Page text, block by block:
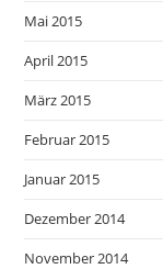
Mai 2015
April 2015
März 2015
Februar 2015
Januar 2015
Dezember 2014
November 2014